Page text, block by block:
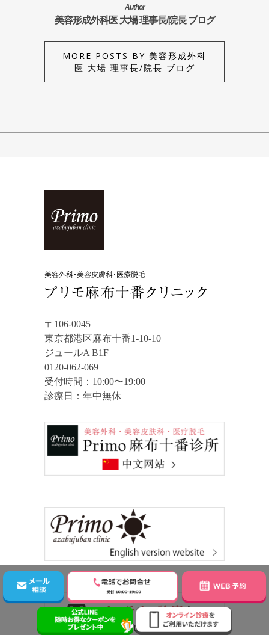
Author
美容形成外科医 大場 理事長/院長 ブログ
MORE POSTS BY 美容形成外科
医 大場 理事長/院長 ブログ
〒106-0045
東京都港区麻布十番1-10-10
ジュールA B1F
0120-062-069
受付時間：10:00〜19:00
診療日：年中無休